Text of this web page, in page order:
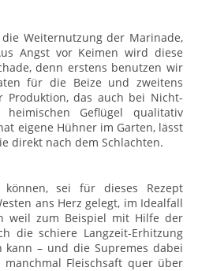
Weiternutzung der Marinade,
Angst vor Keimen wird diese
denn erstens benutzen wir
für die Beize und zweitens
Produktion, das auch bei Nicht-
Geflügel qualitativ
eigene Hühner im Garten, lässt
direkt nach dem Schlachten.
sei für dieses Rezept
ans Herz gelegt, im Idealfall
weil zum Beispiel mit Hilfe der
die schiere Langzeit-Erhitzung
kann – und die Supremes dabei
Fleischsaft quer über